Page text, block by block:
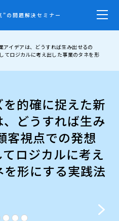
の問題解決セミナー
イデアは、どうすれば生み出せるの
てロジカルに考え出した事業のタネを形
的確に捉えた新
どうすれば生み
客視点での発想
ロジカルに考え
形にする実践法